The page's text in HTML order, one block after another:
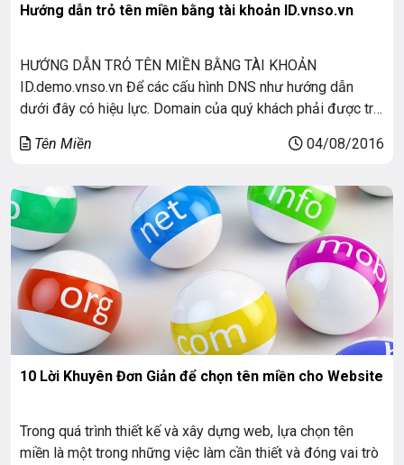
Hướng dẫn trỏ tên miền bằng tài khoản ID.vnso.vn
HƯỚNG DẪN TRỎ TÊN MIỀN BẰNG TÀI KHOẢN
ID.demo.vnso.vn Để các cấu hình DNS như hướng dẫn
dưới đây có hiệu lực. Domain của quý khách phải được trỏ
Các bạn có thể kiểm tra các nameserver đã được trỏ chính
Tên Miền 04/08/2016
10 Lời Khuyên Đơn Giản để chọn tên miền cho Website
Trong quá trình thiết kế và xây dựng web, lựa chọn tên
miền là một trong những việc làm cần thiết và đóng vai trò